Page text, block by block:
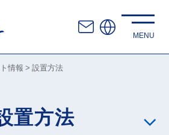
情報 設置方法
置方法